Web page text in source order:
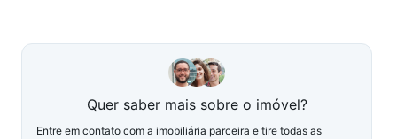
Quer saber mais sobre o imóvel?
Entre em contato com a imobiliária parceira e tire todas as